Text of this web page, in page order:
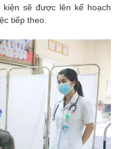
sẽ được lên kế hoạch
tiếp theo.